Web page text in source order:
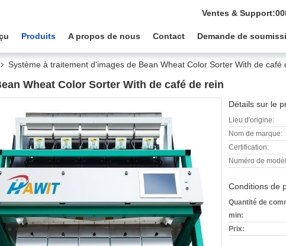
Ventes & Support:
Produits A propos de nous Contact Demande de
Système à traitement d'images de Bean Wheat Color Sorter With de café
Wheat Color Sorter With de café de rein
Détails sur le
Lieu d'origine:
Nom de marque:
Certification:
Numéro de
Conditions de
Quantité de
min:
Prix: